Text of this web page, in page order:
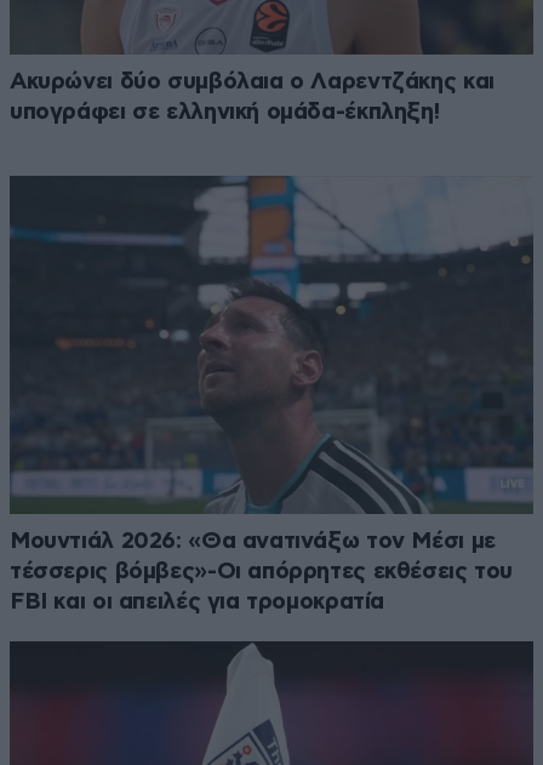
Ακυρώνει δύο συμβόλαια ο Λαρεντζάκης και
υπογράφει σε ελληνική ομάδα-έκπληξη!
Μουντιάλ 2026: «Θα ανατινάξω τον Μέσι με
τέσσερις βόμβες»-Οι απόρρητες εκθέσεις του
FBI και οι απειλές για τρομοκρατία